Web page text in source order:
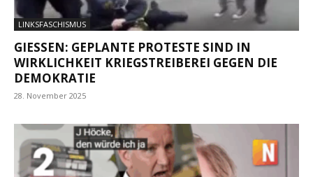
LINKSFASCHISMUS
GIESSEN: GEPLANTE PROTESTE SIND IN W
IRKLICHKEIT KRIEGSTREIBEREI GEGEN DIE D
EMOKRATIE
28. November 2025